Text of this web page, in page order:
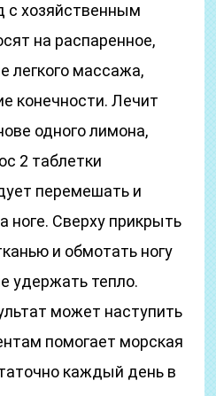
хозяйственным
на распаренное,
легкого массажа,
конечности. Лечит
одного лимона,
2 таблетки
перемешать и
ноге. Сверху прикрыть
и обмотать ногу
удержать тепло.
может наступить
помогает морская
каждый день в